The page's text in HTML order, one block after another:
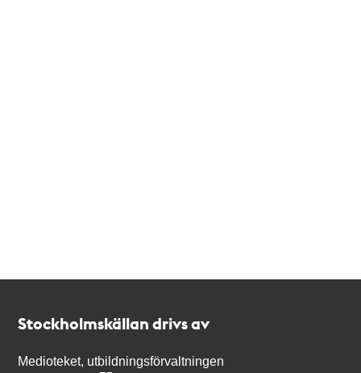
Stockholmskällan drivs av
Medioteket, utbildningsförvaltningen